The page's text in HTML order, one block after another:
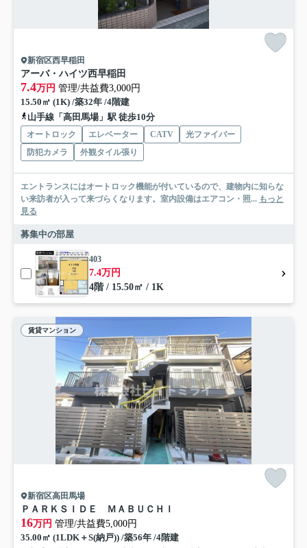
新宿区西早稲田
アーバ・ハイツ西早稲田
7.4万円 管理/共益費3,000円
15.50㎡ (1K) /築32年 /4階建
山手線「高田馬場」駅 徒歩10分
オートロック エレベーター CATV
光ファイバー
防犯カメラ
外観タイル張り
エントランスにはオートロック機能が付いているので、建物内に知らな
い来訪者が入って来づらくなります。室内設備はエアコン・照... もっと
見る
募集中の部屋
403
7.4万円
4階 / 15.50㎡ / 1K
賃貸マンション
新宿区高田馬場
ＰＡＲＫＳＩＤＥ ＭＡＢＵＣＨＩ
16万円 管理/共益費5,000円
35.00㎡ (1LDK＋S(納戸)) /築56年 /4階建